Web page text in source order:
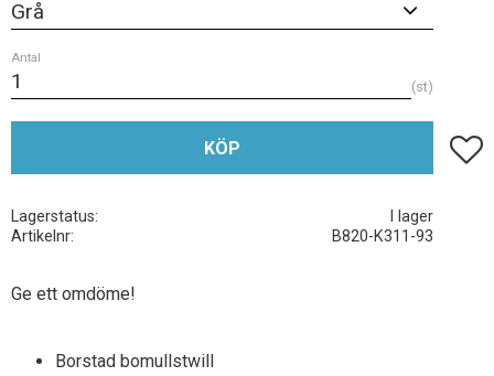
Antal
st
KÖP Lägg
Lagerstatus
I lager
Artikelnr
B820-K311-93
Ge ett omdöme!
Borstad bomullstwill